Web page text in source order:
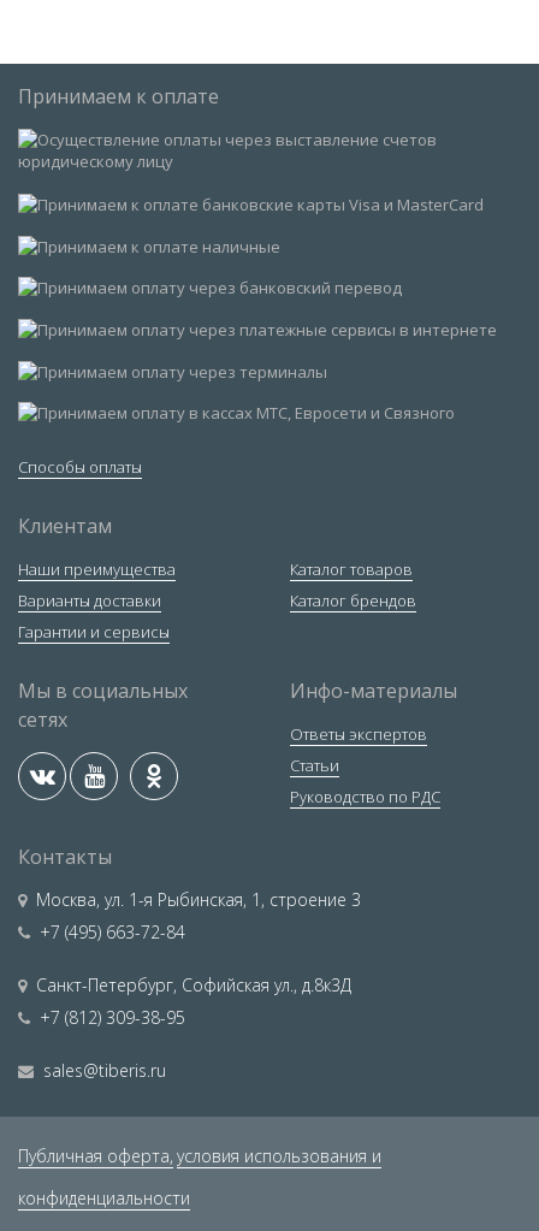
Принимаем к оплате
Способы оплаты
Клиентам
Наши преимущества
Варианты доставки
Гарантии и сервисы
Каталог товаров
Каталог брендов
Мы в социальных
сетях
Инфо-материалы
Ответы экспертов
Статьи
Руководство по РДС
Контакты
Москва, ул. 1-я Рыбинская, 1, строение 3
+7 (495) 663-72-84
Санкт-Петербург, Софийская ул., д.8к3Д
+7 (812) 309-38-95
sales@tiberis.ru
Публичная оферта, условия использования и
конфиденциальности